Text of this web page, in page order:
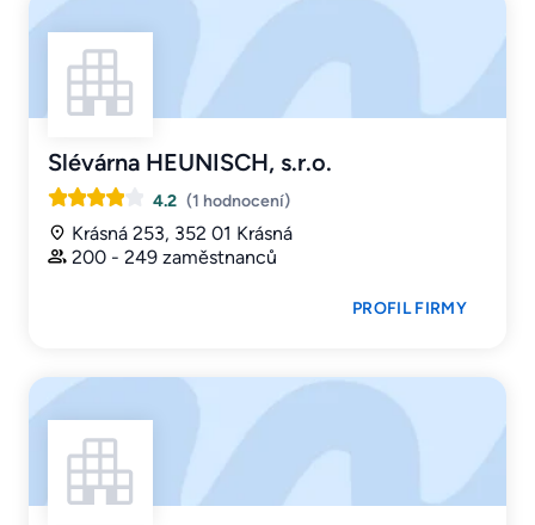
Slévárna HEUNISCH, s.r.o.
4.2 (1 hodnocení)
Krásná 253, 352 01 Krásná
200 - 249 zaměstnanců
PROFIL FIRMY